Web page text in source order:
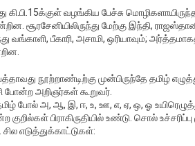
கி.பி.15க்குள் வழங்கிய பேச்சு
சூரசேனியிலிருந்து மேற்கு இந்தி, ராஜஸ்தானி,
வங்காளி, பீகாரி, அசாமி, ஒரியாவும்;
நூற்றாண்டிற்கு முன்பிருந்தே தமிழ்
போன்ற அறிஞர்கள் கூறுவர்.
தமிழ் போல் அ, ஆ, இ, ஈ, உ, ஊ, எ, ஏ, ஒ, ஓ
பிராகிருதியில் உண்டு. சொல் உச்சரிப்பு
சில எடுத்துக்காட்டுகள்: